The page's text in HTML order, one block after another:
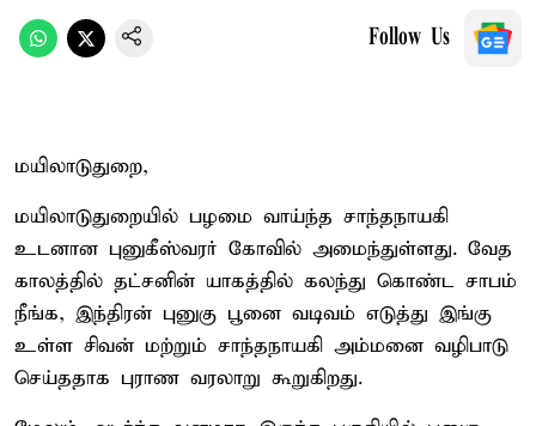
Follow Us
மயிலாடுதுறை,
மயிலாடுதுறையில் பழமை வாய்ந்த சாந்தநாயகி
உடனான புனுகீஸ்வரர் கோவில் அமைந்துள்ளது. வேத
காலத்தில் தட்சனின் யாகத்தில் கலந்து கொண்ட சாபம்
நீங்க, இந்திரன் புனுகு பூனை வடிவம் எடுத்து இங்கு
உள்ள சிவன் மற்றும் சாந்தநாயகி அம்மனை வழிபாடு
செய்ததாக புராண வரலாறு கூறுகிறது.